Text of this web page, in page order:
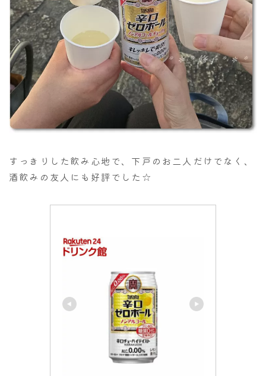
すっきりした飲み心地で、下戸のお二人だけでなく、
酒飲みの友人にも好評でした☆